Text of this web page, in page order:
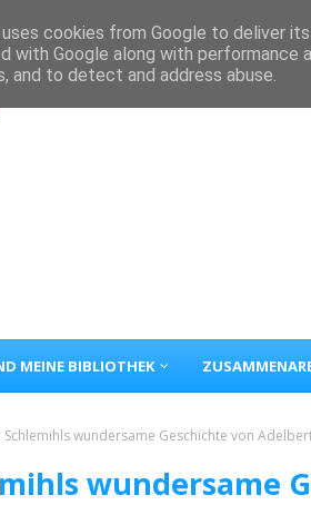
MEINE BIBLIOTHEK
Schlemihls wundersame Geschichte von
wundersame
cookies from Google to deliver
with Google along with
and to detect and address abuse.